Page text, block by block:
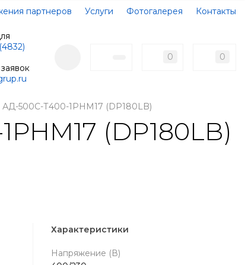
партнеров Услуги Фотогалерея Контакты
0 0
АД-500С-Т400-1РНМ17 (DP180LB)
(DP180LB)
Характеристики
Напряжение (В)